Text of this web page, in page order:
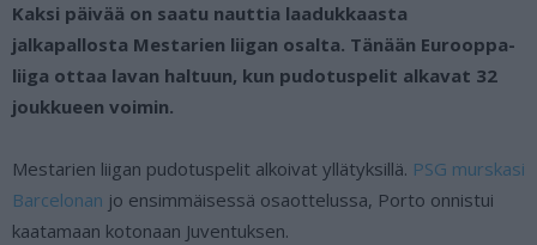
Kaksi päivää on saatu nauttia laadukkaasta
jalkapallosta Mestarien liigan osalta. Tänään Eurooppa-
liiga ottaa lavan haltuun, kun pudotuspelit alkavat 32
joukkueen voimin.
Mestarien liigan pudotuspelit alkoivat yllätyksillä. PSG murskasi
Barcelonan jo ensimmäisessä osaottelussa, Porto onnistui
kaatamaan kotonaan Juventuksen.